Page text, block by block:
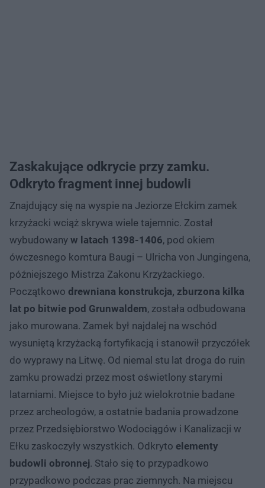
Zaskakujące odkrycie przy zamku.
Odkryto fragment innej budowli
Znajdujący się na wyspie na Jeziorze Ełckim zamek
krzyżacki wciąż skrywa wiele tajemnic. Został
wybudowany w latach 1398-1406, pod okiem
ówczesnego komtura Baugi – Ulricha von Jungingena,
późniejszego Mistrza Zakonu Krzyżackiego.
Początkowo drewniana konstrukcja, zburzona kilka
lat po bitwie pod Grunwaldem, została odbudowana
jako murowana. Zamek był najdalej na wschód
wysuniętą krzyżacką fortyfikacją i stanowił przyczółek
do wyprawy na Litwę. Od niemal stu lat droga do ruin
zamku prowadzi przez most oświetlony starymi
latarniami. Miejsce to było już wielokrotnie badane
przez archeologów, a ostatnie badania prowadzone
przez Przedsiębiorstwo Wodociągów i Kanalizacji w
Ełku zaskoczyły wszystkich. Odkryto elementy
budowli obronnej. Stało się to przypadkowo
przypadkowo podczas prac ziemnych. Na miejscu